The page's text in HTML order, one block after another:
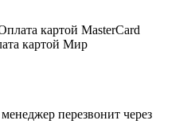
перезвонит через